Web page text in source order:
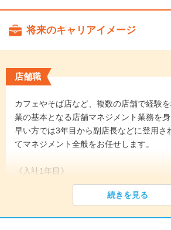
将来のキャリアイメージ
店舗職
カフェやそば店など、複数の店舗で経験
業の基本となる店舗マネジメント業務を身
早い方では3年目から副店長などに登用さ
てマネジメント全般をお任せします。
《入社1年目》
入社後は、全社集合研修、カンパニー研
実施。1年目の10月からは店舗に配属とな
続きを見る